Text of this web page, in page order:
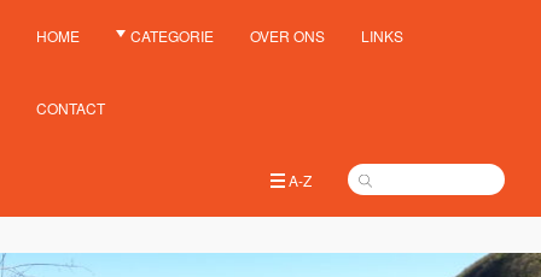
HOME CATEGORIE OVER ONS LINKS
CONTACT
A-Z